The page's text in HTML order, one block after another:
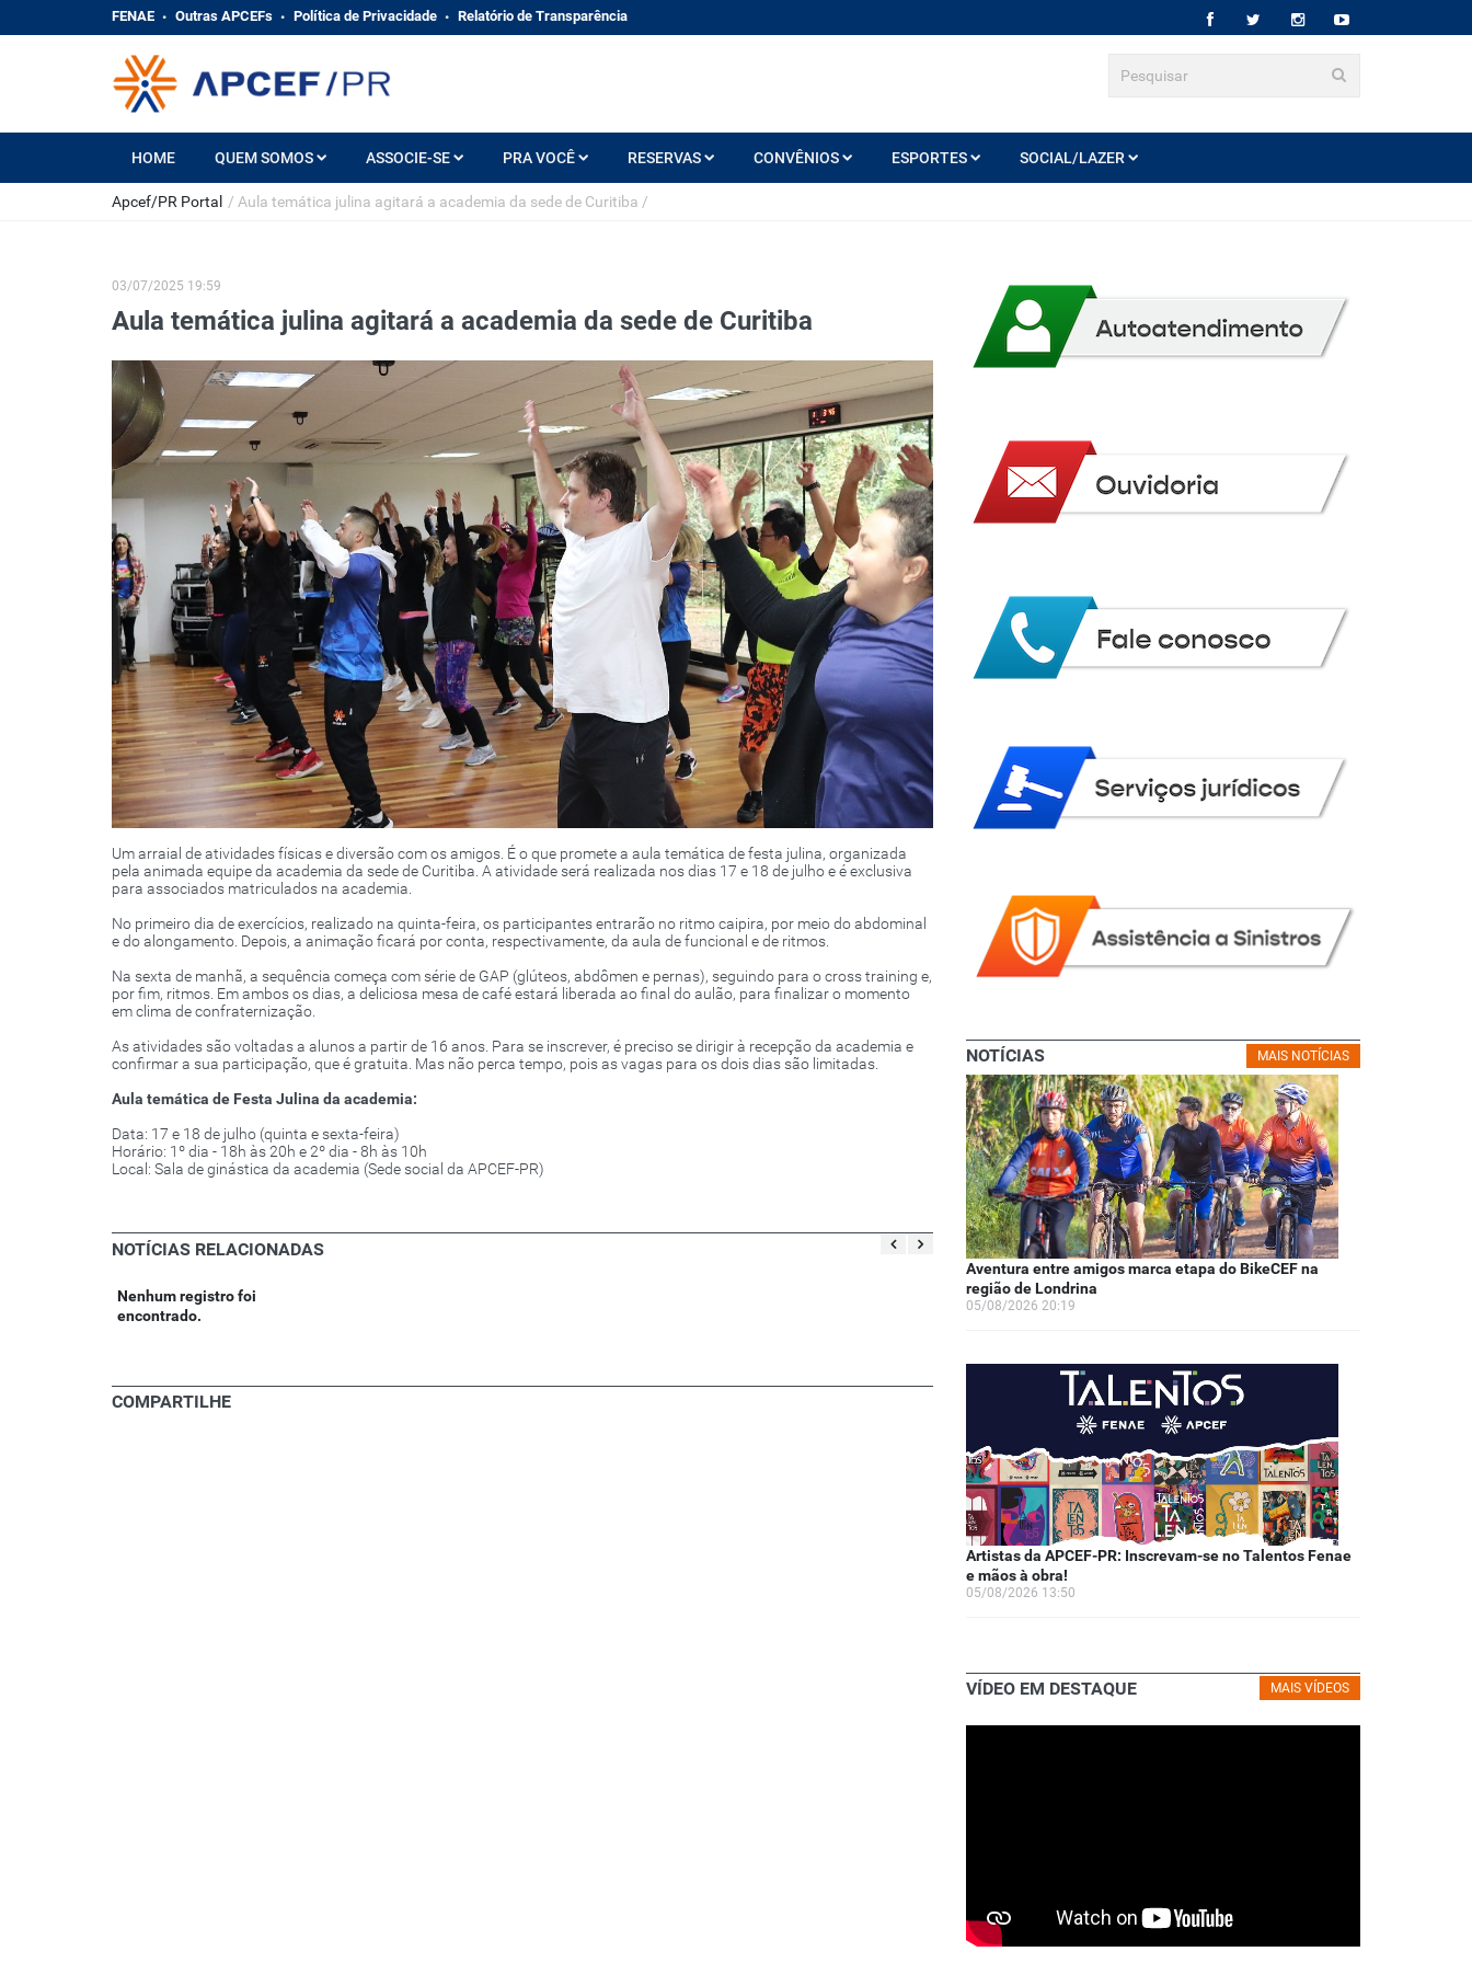
FENAE Outras APCEFs Política de Privacidade Relatório de Transparência
HOME QUEM SOMOS ASSOCIE-SE PRA VOCÊ RESERVAS CONVÊNIOS ESPORTES SOCIAL/LAZER
Apcef/PR Portal / Aula temática julina agitará a academia da sede de Curitiba /
03/07/2025 19:59
Aula temática julina agitará a academia da sede de Curitiba
Um arraial de atividades físicas e diversão com os amigos. É o que promete a aula temática de festa julina, organizada
pela animada equipe da academia da sede de Curitiba. A atividade será realizada nos dias 17 e 18 de julho e é exclusiva
para associados matriculados na academia.
No primeiro dia de exercícios, realizado na quinta-feira, os participantes entrarão no ritmo caipira, por meio do abdominal
e do alongamento. Depois, a animação ficará por conta, respectivamente, da aula de funcional e de ritmos.
Na sexta de manhã, a sequência começa com série de GAP (glúteos, abdômen e pernas), seguindo para o cross training e,
por fim, ritmos. Em ambos os dias, a deliciosa mesa de café estará liberada ao final do aulão, para finalizar o momento
em clima de confraternização.
As atividades são voltadas a alunos a partir de 16 anos. Para se inscrever, é preciso se dirigir à recepção da academia e
confirmar a sua participação, que é gratuita. Mas não perca tempo, pois as vagas para os dois dias são limitadas.
Aula temática de Festa Julina da academia:
Data: 17 e 18 de julho (quinta e sexta-feira)
Horário: 1º dia - 18h às 20h e 2º dia - 8h às 10h
Local: Sala de ginástica da academia (Sede social da APCEF-PR)
NOTÍCIAS RELACIONADAS
Nenhum registro foi
encontrado.
COMPARTILHE
MAIS NOTÍCIAS
NOTÍCIAS
Aventura entre amigos marca etapa do BikeCEF na
região de Londrina
05/08/2026 20:19
Artistas da APCEF-PR: Inscrevam-se no Talentos Fenae
e mãos à obra!
05/08/2026 13:50
MAIS VÍDEOS
VÍDEO EM DESTAQUE